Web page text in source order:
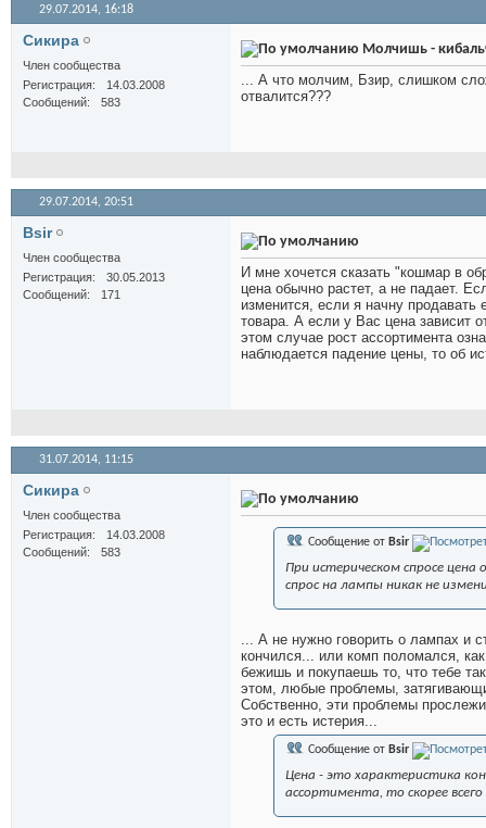
29.07.2014, 16:18
Сикира
Член сообщества
Регистрация
14.03.2008
Сообщений
583
Молчишь -
... А что молчим, Бзир, слишком
отвалится???
29.07.2014, 20:51
Bsir
Член сообщества
Регистрация
30.05.2013
Сообщений
171
И мне хочется сказать "кошмар в
цена обычно растет, а не падает.
изменится, если я начну продавать
товара. А если у Вас цена зависит
этом случае рост ассортимента
наблюдается падение цены, то об
31.07.2014, 11:15
Сикира
Член сообщества
Регистрация
14.03.2008
Сообщений
583
Сообщение от Bsir
При истерическом спросе
спрос на лампы никак не
... А не нужно говорить о лампах и
кончился... или комп поломался,
бежишь и покупаешь то, что тебе
этом, любые проблемы,
Собственно, эти проблемы
это и есть истерия...
Сообщение от Bsir
Цена - это характеристика
ассортимента, то скорее